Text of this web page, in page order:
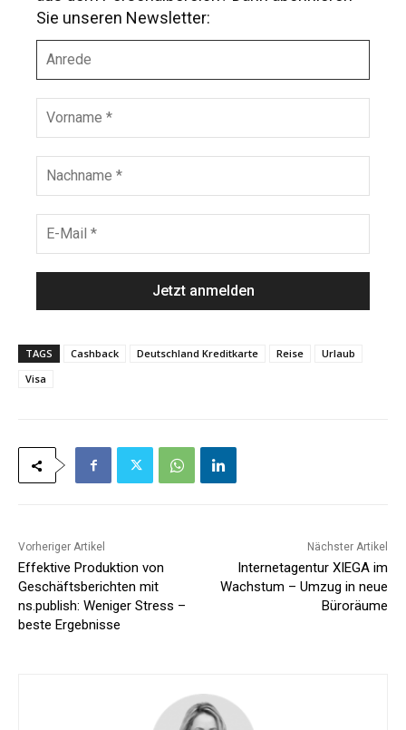
Sie unseren Newsletter:
r
e
e
r
n
m
c
h
a
M
a
l
TAGS Cashback Deutschland Kreditkarte Reise
Urlaub
Visa
Vorheriger Artikel
Effektive Produktion von
Geschäftsberichten mit
ns.publish: Weniger Stress –
beste Ergebnisse
Nächster Artikel
Internetagentur XIEGA im
Wachstum – Umzug in neue
Büroräume